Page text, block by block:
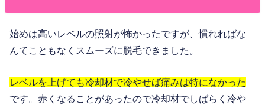
始めは高いレベルの照射が怖かったですが、慣れればな
んてこともなくスムーズに脱毛できました。
レベルを上げても冷却材で冷やせば痛みは特になかった
です。赤くなることがあったので冷却材でしばらく冷や